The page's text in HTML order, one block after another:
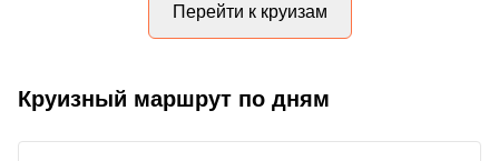
Перейти к круизам
Круизный маршрут по дням